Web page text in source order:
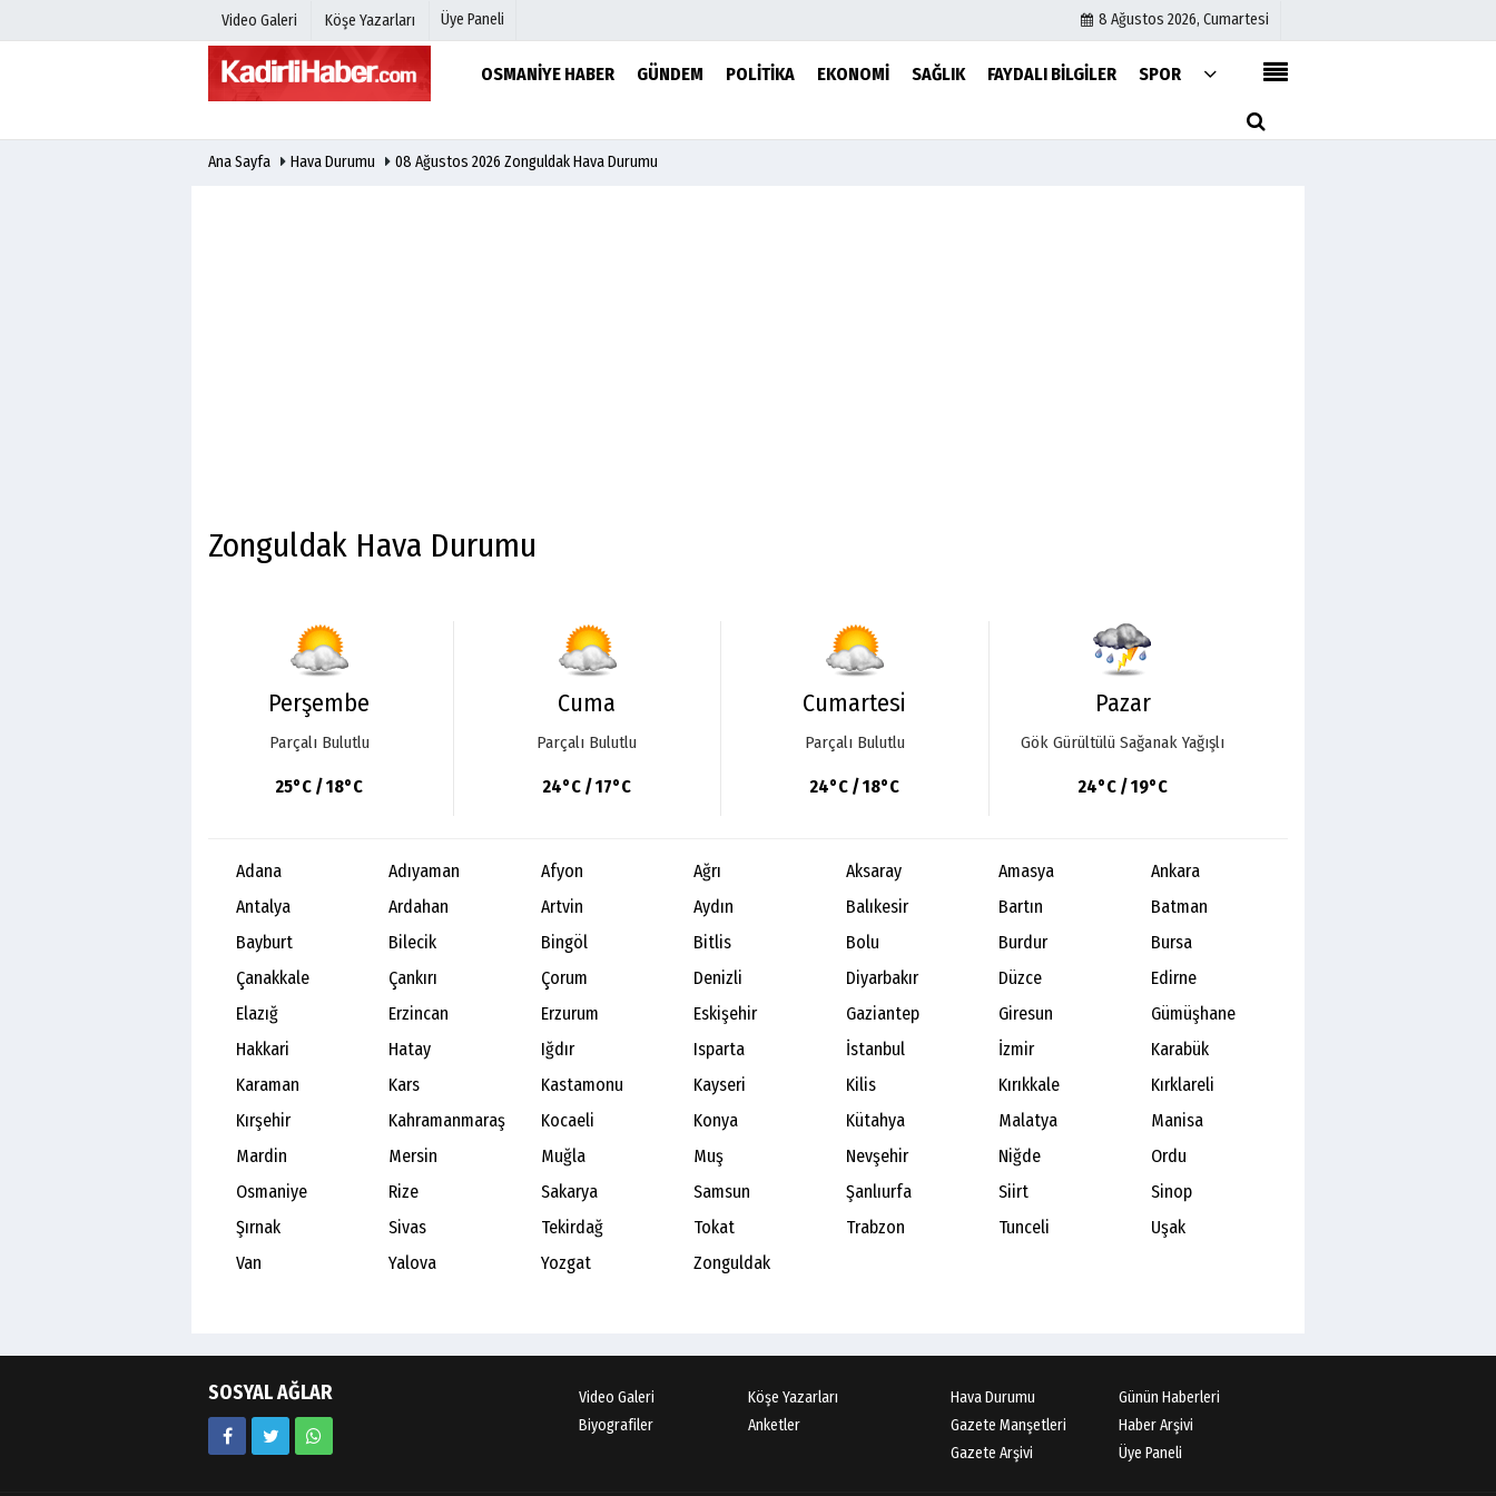
Video Galeri Köşe Yazarları Üye Paneli 8 Ağustos 2026, Cumartesi
OSMANIYE HABER GÜNDEM POLITIKA EKONOMI SAĞLIK FAYDALI BILGILER SPOR
Üye Paneli
Hava Durumu
Gazete Manşetleri
Köşe Yazarları
Kullanım Koşulları
Ana Sayfa Hava Durumu 08 Ağustos 2026 Zonguldak Hava Durumu
Zonguldak Hava Durumu
Perşembe
Parçalı Bulutlu
25°C / 18°C
Cuma
Parçalı Bulutlu
24°C / 17°C
Cumartesi
Parçalı Bulutlu
24°C / 18°C
Pazar
Gök Gürültülü Sağanak Yağışlı
24°C / 19°C
Adana Adıyaman Afyon Ağrı Aksaray Amasya
Ankara
Antalya
Ardahan Artvin Aydın Balıkesir Bartın
Batman
Bayburt
Bilecik Bingöl Bitlis Bolu Burdur
Bursa
Çanakkale
Çankırı Çorum Denizli Diyarbakır Düzce
Edirne
Elazığ
Erzincan Erzurum Eskişehir Gaziantep Giresun
Gümüşhane
Hakkari
Hatay Iğdır Isparta İstanbul İzmir
Karabük
Karaman
Kars Kastamonu Kayseri Kilis Kırıkkale
Kırklareli
Kırşehir
Kahramanmaraş Kocaeli Konya Kütahya Malatya
Manisa
Mardin
Mersin Muğla Muş Nevşehir Niğde
Ordu
Osmaniye
Rize Sakarya Samsun Şanlıurfa Siirt
Sinop
Şırnak
Sivas Tekirdağ Tokat Trabzon Tunceli
Uşak
Van
Yalova Yozgat Zonguldak
SOSYAL AĞLAR Video Galeri
Köşe Yazarları
Biyografiler
Anketler
Hava Durumu
Günün Haberleri
Gazete Manşetleri
Haber Arşivi
Gazete Arşivi
Üye Paneli